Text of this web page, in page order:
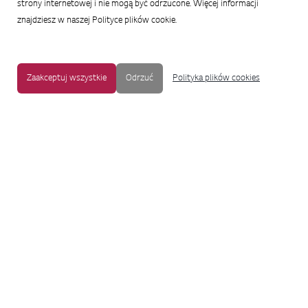
strony internetowej i nie mogą być odrzucone. Więcej informacji
znajdziesz w naszej Polityce plików cookie.
Zaakceptuj wszystkie Odrzuć Polityka plików cookies